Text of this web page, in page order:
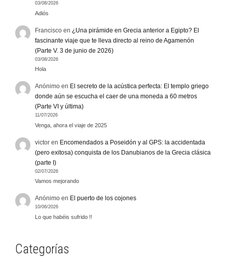
03/08/2026
Adiós
Francisco en ¿Una pirámide en Grecia anterior a Egipto? El
fascinante viaje que te lleva directo al reino de Agamenón
(Parte V. 3 de junio de 2026)
03/08/2026
Hola
Anónimo en El secreto de la acústica perfecta: El templo griego
donde aún se escucha el caer de una moneda a 60 metros
(Parte VI y última)
11/07/2026
Venga, ahora el viaje de 2025
victor en Encomendados a Poseidón y al GPS: la accidentada
(pero exitosa) conquista de los Danubianos de la Grecia clásica
(parte I)
02/07/2026
Vamos mejorando
Anónimo en El puerto de los cojones
10/06/2026
Lo que habéis sufrido !!
Categorías